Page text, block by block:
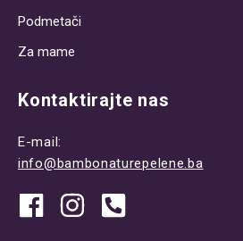
Podmetači
Za mame
Kontaktirajte nas
E-mail:
info@bambonaturepelene.ba